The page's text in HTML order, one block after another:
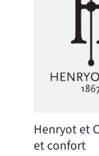
Henryot et
et confort